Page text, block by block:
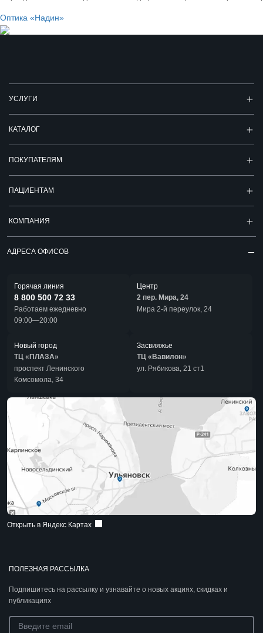
Оптика «Надин»
ПОЛЕЗНАЯ РАССЫЛКА
Подпишитесь на рассылку и узнавайте о новых акциях, скидках и
публикациях
УСЛУГИ
КАТАЛОГ
ПОКУПАТЕЛЯМ
ПАЦИЕНТАМ
КОМПАНИЯ
АДРЕСА ОФИСОВ
Горячая линия
8 800 500 72 33
Работаем ежедневно
09:00—20:00
Центр
2 пер. Мира, 24
Мира 2-й переулок, 24
Новый город
ТЦ «ПЛАЗА»
проспект Ленинского
Комсомола, 34
Засвияжье
ТЦ «Вавилон»
ул. Рябикова, 21 ст1
Открыть в Яндекс Картах